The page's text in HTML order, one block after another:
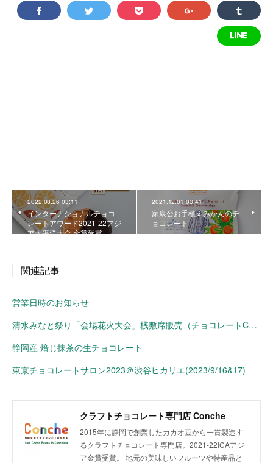
2022.08.26 03:11
インターナショナルチョコ
レートアワード2021-22アジ
ア太平洋大会 金賞受賞
2021.12.01 03:41
家康公お手植えみかんのチ
ョコレート
関連記事
営業日時のお知らせ
清水みなと祭り「会場花火大会」桟敷席販売（チョコレートConche）
静岡産 焙じ抹茶の生チョコレート
東京チョコレートサロン2023＠渋谷ヒカリエ(2023/9/16&17)
クラフトチョコレート専門店 Conche
2015年に静岡で創業したカカオ豆から一貫製造す
るクラフトチョコレート専門店。2021-22ICAアジ
ア金賞受賞。 地元の美味しいフルーツや特産品と